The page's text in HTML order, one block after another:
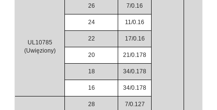
UL10785
(Uwięziony)
26 7/0.16
24 11/0.16
22 17/0.16
20 21/0.178
18 34/0.178
16 34/0.178
28 7/0.127